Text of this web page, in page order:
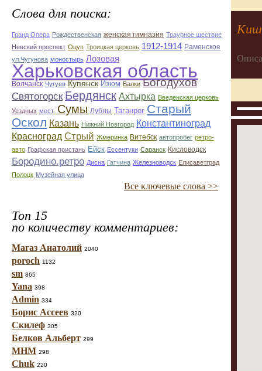
Слова для поиска:
Гранд Опера Рождественская женская гимназия Траурное шествие
Невский проспект Оцуп Троицкая церковь 1912-1914 Раменское
ул.Чугунова моностырь Лозовая
Харьковская область
Волчанск Чугуев Купянск Изюм Валки Богодухов
Святогорск Бердянск Ахтырка Введенская церковь
Уездных мест. Сумы Лубны Таганрог Старый
Оскол Казань Нижний Новгород Константиноград
Красноград Стрый Жмеринка Витебск автопробег ретро-
авто Графская пристань Ейск Ессентуки Саранск Кисловодск
Бородино.ретро Дисна Гатчина Железноводск Елисаветград
Полоцк Музейная улица
Все ключевые слова >>
Топ 15
по количеству комментариев:
Магаз Анатолий 2040
poroch 1132
sm 865
Yana 398
Admin 334
Борис Ассеев 320
Скилеф 305
Белков Альберт 299
МНМ 298
Chuk 220